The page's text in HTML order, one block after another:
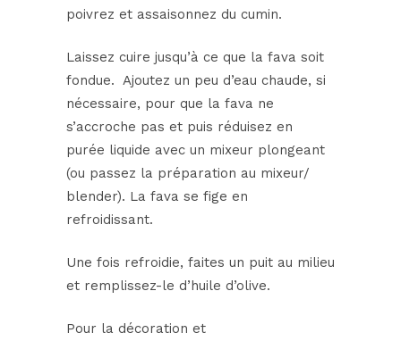
poivrez et assaisonnez du cumin.
Laissez cuire jusqu’à ce que la fava soit
fondue. Ajoutez un peu d’eau chaude, si
nécessaire, pour que la fava ne
s’accroche pas et puis réduisez en
purée liquide avec un mixeur plongeant
(ou passez la préparation au mixeur/
blender). La fava se fige en
refroidissant.
Une fois refroidie, faites un puit au milieu
et remplissez-le d’huile d’olive.
Pour la décoration et